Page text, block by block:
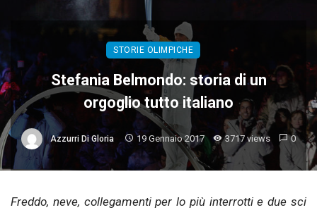
STORIE OLIMPICHE
Stefania Belmondo: storia di un
orgoglio tutto italiano
Azzurri Di Gloria 19 Gennaio 2017 3717 views 0
Freddo, neve, collegamenti per lo più interrotti e due sci